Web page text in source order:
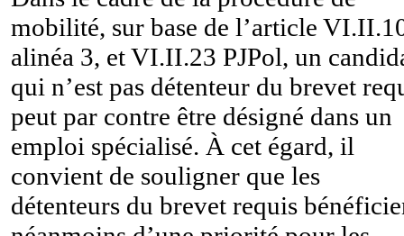
mobilité, sur base de l’article
alinéa 3, et VI.II.23 PJPol, un
qui n’est pas détenteur du brevet
peut par contre être désigné dans un
emploi spécialisé. À cet égard, il
convient de souligner que les
détenteurs du brevet requis